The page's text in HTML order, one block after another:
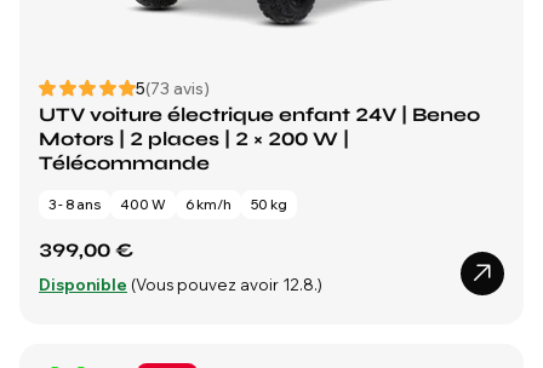
5(73 avis)
UTV voiture électrique enfant 24V | Beneo
Motors | 2 places | 2 × 200 W |
Télécommande
3 - 8 ans 400 W 6 km/h 50 kg
399,00 €
Disponible (Vous pouvez avoir 12.8.)